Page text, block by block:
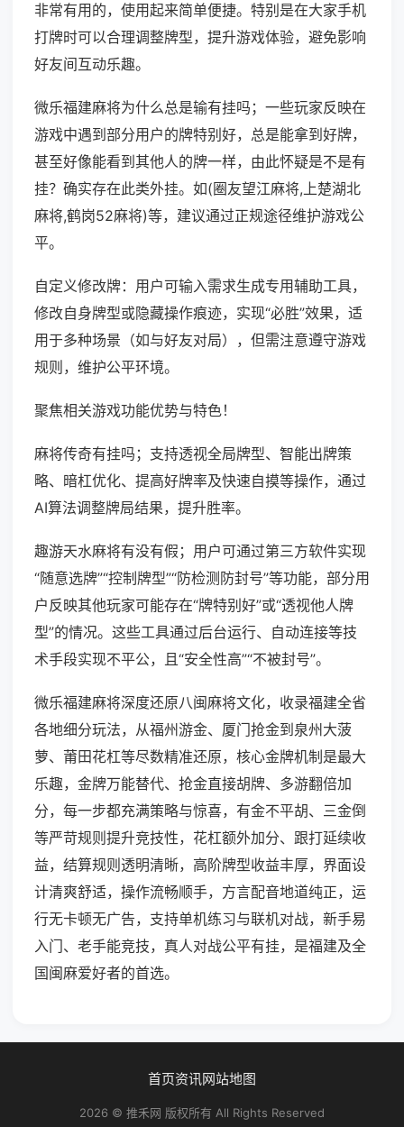
非常有用的，使用起来简单便捷。特别是在大家手机
打牌时可以合理调整牌型，提升游戏体验，避免影响
好友间互动乐趣。
微乐福建麻将为什么总是输有挂吗；一些玩家反映在
游戏中遇到部分用户的牌特别好，总是能拿到好牌，
甚至好像能看到其他人的牌一样，由此怀疑是不是有
挂？确实存在此类外挂。如(圈友望江麻将,上楚湖北
麻将,鹤岗52麻将)等，建议通过正规途径维护游戏公
平。
自定义修改牌：用户可输入需求生成专用辅助工具，
修改自身牌型或隐藏操作痕迹，实现“必胜”效果，适
用于多种场景（如与好友对局），但需注意遵守游戏
规则，维护公平环境。
聚焦相关游戏功能优势与特色！
麻将传奇有挂吗；支持透视全局牌型、智能出牌策
略、暗杠优化、提高好牌率及快速自摸等操作，通过
AI算法调整牌局结果，提升胜率。
趣游天水麻将有没有假；用户可通过第三方软件实现
“随意选牌”“控制牌型”“防检测防封号”等功能，部分用
户反映其他玩家可能存在“牌特别好”或“透视他人牌
型”的情况。这些工具通过后台运行、自动连接等技
术手段实现不平公，且“安全性高”“不被封号”。
微乐福建麻将深度还原八闽麻将文化，收录福建全省
各地细分玩法，从福州游金、厦门抢金到泉州大菠
萝、莆田花杠等尽数精准还原，核心金牌机制是最大
乐趣，金牌万能替代、抢金直接胡牌、多游翻倍加
分，每一步都充满策略与惊喜，有金不平胡、三金倒
等严苛规则提升竞技性，花杠额外加分、跟打延续收
益，结算规则透明清晰，高阶牌型收益丰厚，界面设
计清爽舒适，操作流畅顺手，方言配音地道纯正，运
行无卡顿无广告，支持单机练习与联机对战，新手易
入门、老手能竞技，真人对战公平有挂，是福建及全
国闽麻爱好者的首选。
首页资讯网站地图
2026 © 推禾网 版权所有 All Rights Reserved